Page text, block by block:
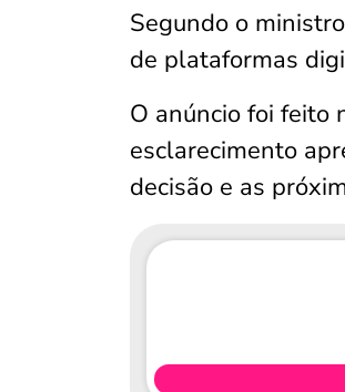
Segundo o
de plataformas
O anúncio foi feito
esclarecimento
decisão e as